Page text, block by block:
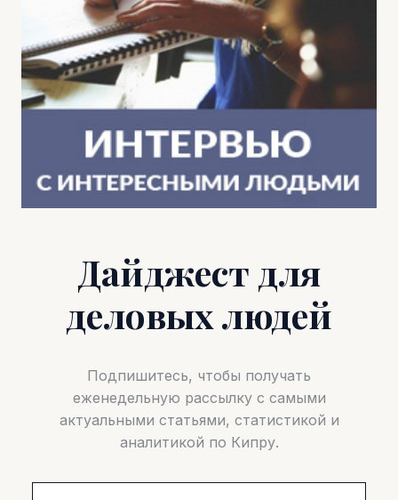
Дайджест для
деловых людей
Подпишитесь, чтобы получать
еженедельную рассылку с самыми
актуальными статьями, статистикой и
аналитикой по Кипру.